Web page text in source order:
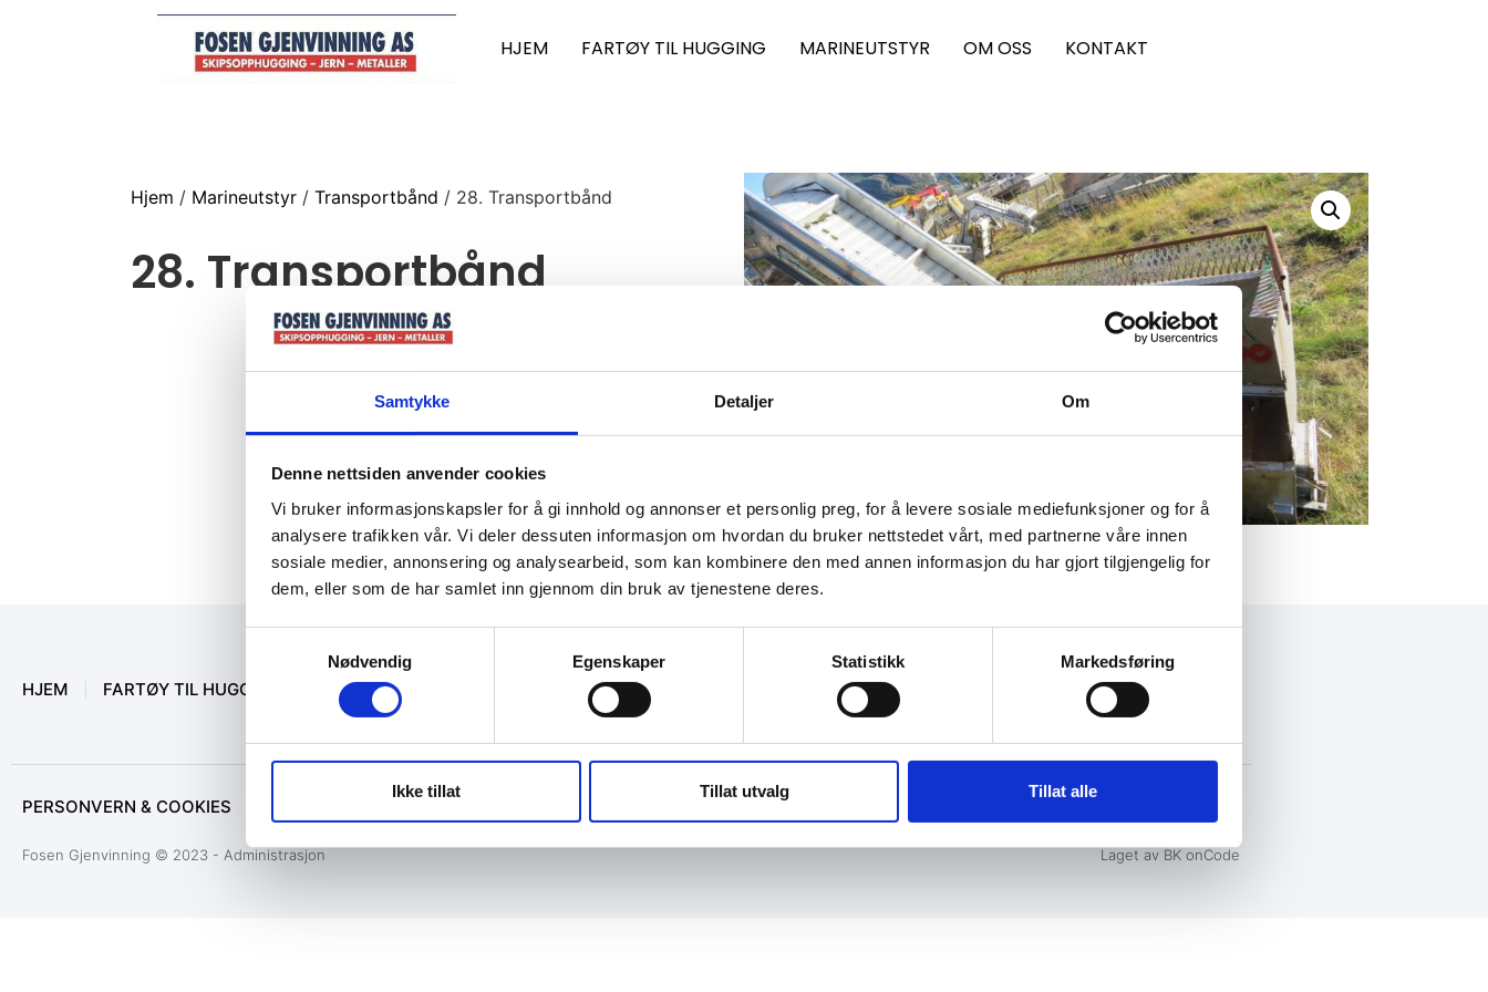
Samtykke Detaljer Om
Denne nettsiden anvender cookies
Vi bruker informasjonskapsler for å gi innhold og annonser et personlig preg, for å levere sosiale mediefunksjoner og for å
analysere trafikken vår. Vi deler dessuten informasjon om hvordan du bruker nettstedet vårt, med partnerne våre innen
sosiale medier, annonsering og analysearbeid, som kan kombinere den med annen informasjon du har gjort tilgjengelig for
dem, eller som de har samlet inn gjennom din bruk av tjenestene deres.
Nødvendig
Egenskaper Statistikk Markedsføring
Ikke tillat Tillat utvalg Tillat alle
HJEM FARTØY TIL HUGGING MARINEUTSTYR OM OSS KONTAKT
Hjem / Marineutstyr/ Transportbånd / 28. Transportbånd
28. Transportbånd
HJEM FARTØY TIL HUGGING MARINEUTSTYR KONTAKT
+47 72 53 44 30
knut@fosengjenvinning.no
PERSONVERN & COOKIES
Fosen Gjenvinning © 2023 - Administrasjon Laget av BK onCode